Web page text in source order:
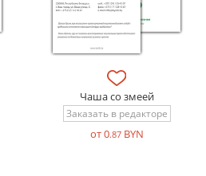
Чаша со змеей
Заказать в редакторе
от 0.87BYN